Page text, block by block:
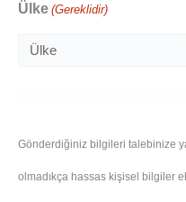
Ülke (Gereklidir)
Gönderdiğiniz bilgileri talebinize
olmadıkça hassas kişisel bilgiler